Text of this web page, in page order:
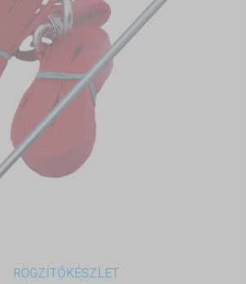
RÖGZÍTŐKÉSZLET